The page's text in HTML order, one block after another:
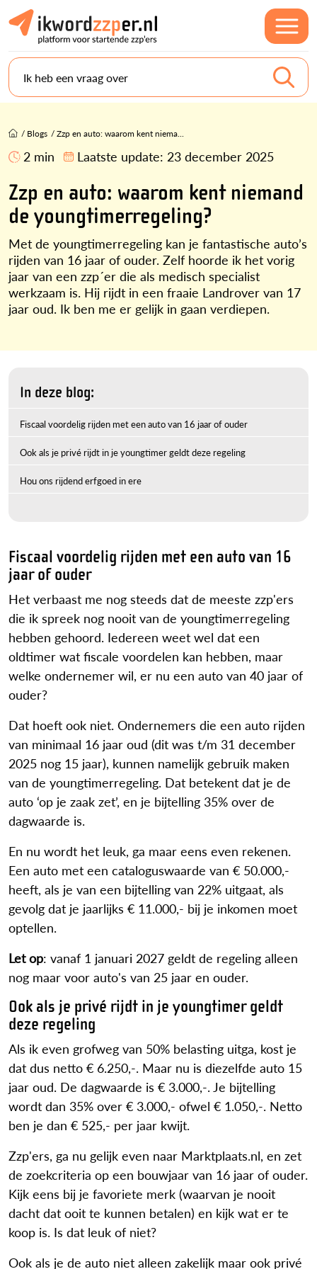
Ik heb een vraag over
/ Blogs /Zzp en auto: waarom kent niema...
2 min Laatste update: 23 december 2025
Zzp en auto: waarom kent niemand
de youngtimerregeling?
Met de youngtimerregeling kan je fantastische auto’s
rijden van 16 jaar of ouder. Zelf hoorde ik het vorig
jaar van een zzp´er die als medisch specialist
werkzaam is. Hij rijdt in een fraaie Landrover van 17
jaar oud. Ik ben me er gelijk in gaan verdiepen.
In deze blog:
Fiscaal voordelig rijden met een auto van 16 jaar of ouder
Ook als je privé rijdt in je youngtimer geldt deze regeling
Hou ons rijdend erfgoed in ere
Fiscaal voordelig rijden met een auto van 16
jaar of ouder
Het verbaast me nog steeds dat de meeste zzp'ers
die ik spreek nog nooit van de youngtimerregeling
hebben gehoord. Iedereen weet wel dat een
oldtimer wat fiscale voordelen kan hebben, maar
welke ondernemer wil, er nu een auto van 40 jaar of
ouder?
Dat hoeft ook niet. Ondernemers die een auto rijden
van minimaal 16 jaar oud (dit was t/m 31 december
2025 nog 15 jaar), kunnen namelijk gebruik maken
van de youngtimerregeling. Dat betekent dat je de
auto ‘op je zaak zet’, en je bijtelling 35% over de
dagwaarde is.
En nu wordt het leuk, ga maar eens even rekenen.
Een auto met een cataloguswaarde van € 50.000,-
heeft, als je van een bijtelling van 22% uitgaat, als
gevolg dat je jaarlijks € 11.000,- bij je inkomen moet
optellen.
Let op: vanaf 1 januari 2027 geldt de regeling alleen
nog maar voor auto's van 25 jaar en ouder.
Ook als je privé rijdt in je youngtimer geldt
deze regeling
Als ik even grofweg van 50% belasting uitga, kost je
dat dus netto € 6.250,-. Maar nu is diezelfde auto 15
jaar oud. De dagwaarde is € 3.000,-. Je bijtelling
wordt dan 35% over € 3.000,- ofwel € 1.050,-. Netto
ben je dan € 525,- per jaar kwijt.
Zzp'ers, ga nu gelijk even naar Marktplaats.nl, en zet
de zoekcriteria op een bouwjaar van 16 jaar of ouder.
Kijk eens bij je favoriete merk (waarvan je nooit
dacht dat ooit te kunnen betalen) en kijk wat er te
koop is. Is dat leuk of niet?
Ook als je de auto niet alleen zakelijk maar ook privé